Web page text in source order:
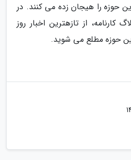
حوزه را هیجان زده می کنند. در
از تازهترین اخبار روز
حوزه مطلع می شوید.